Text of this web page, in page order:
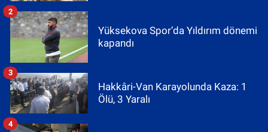
Yüksekova Spor’da Yıldırım dönemi
kapandı
2
Hakkâri-Van Karayolunda Kaza: 1
Ölü, 3 Yaralı
3
4